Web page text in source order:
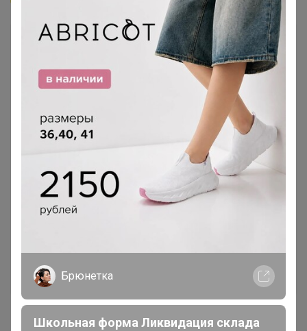
Брюнетка
Школьная форма Ликвидация склада